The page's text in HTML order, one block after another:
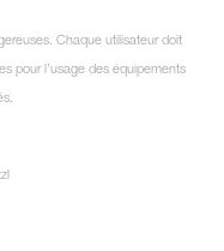
Chaque utilisateur doit
pour l’usage des équipements